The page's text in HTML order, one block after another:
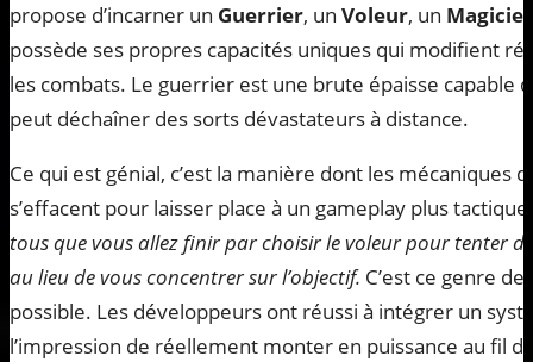
propose d’incarner un Guerrier, un Voleur, un
possède ses propres capacités uniques qui modifient
les combats. Le guerrier est une brute épaisse capable
peut déchaîner des sorts dévastateurs à distance.
Ce qui est génial, c’est la manière dont les mécaniques
s’effacent pour laisser place à un gameplay plus
tous que vous allez finir par choisir le voleur pour tenter
au lieu de vous concentrer sur l’objectif. C’est ce genre
possible. Les développeurs ont réussi à intégrer un
l’impression de réellement monter en puissance au fil